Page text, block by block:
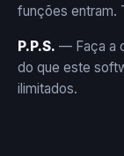
funções entram.
P.P.S. — Faça a
do que este
ilimitados.